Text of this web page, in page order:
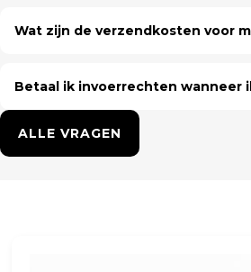
Wat zijn de verzendkosten voor
Betaal ik invoerrechten wanneer
ALLE VRAGEN